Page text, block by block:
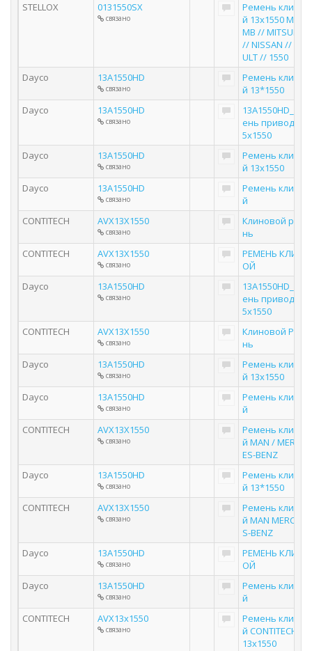
STELLOX
0131550SX
связано
Ремень
й 13х1550 MAN
MB //
// NISSAN //
ULT // 1550
Dayco
13A1550HD
связано
Ремень
й 13*1550
Dayco
13A1550HD
связано
13A1550HD_рем
ень привода
5х1550
Dayco
13A1550HD
связано
Ремень
й 13x1550
Dayco
13A1550HD
связано
Ремень
й
CONTITECH
AVX13X1550
связано
Клиновой реме
нь
CONTITECH
AVX13X1550
связано
РЕМЕНЬ
ОЙ
Dayco
13A1550HD
связано
13A1550HD_рем
ень привода
5х1550
CONTITECH
AVX13X1550
связано
Клиновой Реме
нь
Dayco
13A1550HD
связано
Ремень
й 13x1550
Dayco
13A1550HD
связано
Ремень
й
CONTITECH
AVX13X1550
связано
Ремень
й MAN / MERCED
ES-BENZ
Dayco
13A1550HD
связано
Ремень
й 13*1550
CONTITECH
AVX13X1550
связано
Ремень
й MAN MERCEDE
S-BENZ
Dayco
13A1550HD
связано
РЕМЕНЬ
ОЙ
Dayco
13A1550HD
связано
Ремень
й
CONTITECH
AVX13x1550
связано
Ремень
й CONTITECH
13x1550